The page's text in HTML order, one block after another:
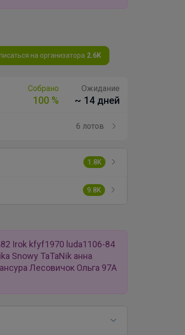
на организатора 2.6K
Собрано
100 %
Ожидание
~ 14 дней
6 лотов
1.8K
9.8K
Irok kfyf1970 luda1106-84
Snowy TaTaNik анна
Лесовичок Ольга 97А